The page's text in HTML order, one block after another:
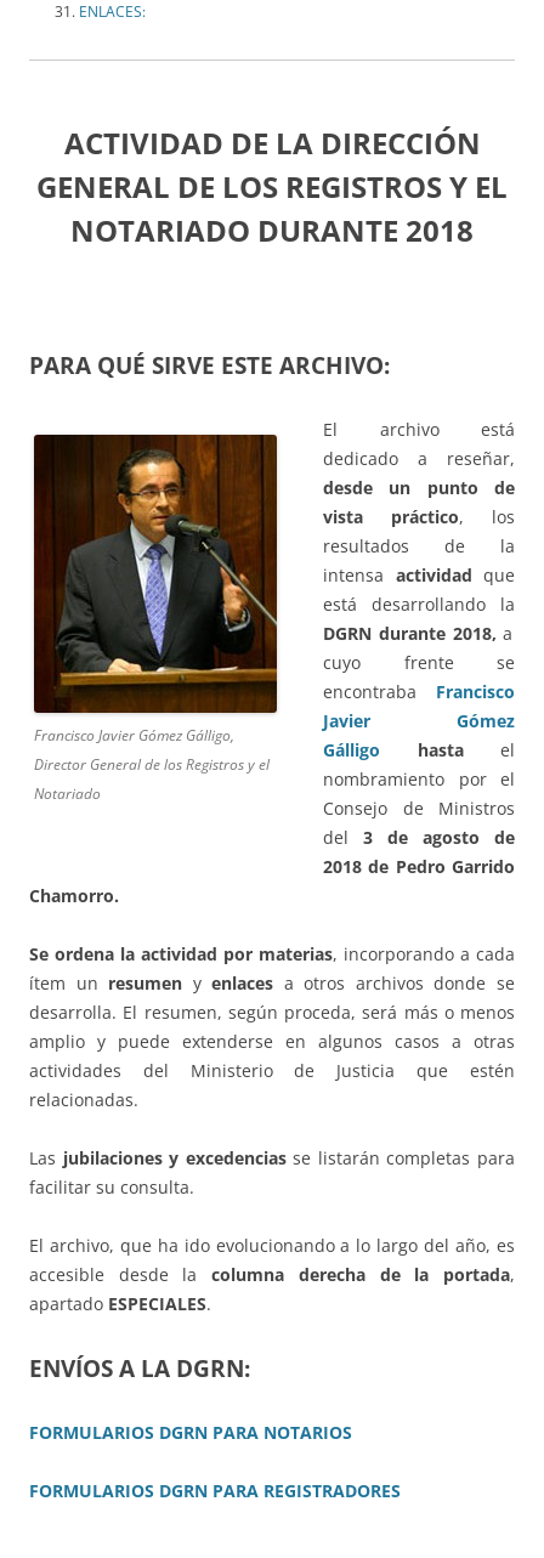
ENLACES:
ACTIVIDAD DE LA DIRECCIÓN
GENERAL DE LOS REGISTROS Y EL
NOTARIADO DURANTE 2018
PARA QUÉ SIRVE ESTE ARCHIVO:
Francisco Javier Gómez Gálligo,
Director General de los Registros y el
Notariado
El archivo está
dedicado a reseñar,
desde un punto de
vista práctico, los
resultados de la
intensa actividad que
está desarrollando la
DGRN durante 2018,a
cuyo frente se
encontraba Francisco
Javier Gómez
Gálligo hasta el
nombramiento por el
Consejo de Ministros
del 3 de agosto de
2018 de Pedro Garrido
Chamorro.
Se ordena la actividad por materias, incorporando a cada
ítem un resumen yenlaces a otros archivos donde se
desarrolla. El resumen, según proceda, será más o menos
amplio y puede extenderse en algunos casos a otras
actividades del Ministerio de Justicia que estén
relacionadas.
Las jubilaciones y excedenciasse listarán completas para
facilitar su consulta.
El archivo, que ha ido evolucionando a lo largo del año, es
accesible desde lacolumna derecha de la portada,
apartado ESPECIALES.
ENVÍOS A LA DGRN:
FORMULARIOS DGRN PARA NOTARIOS
FORMULARIOS DGRN PARA REGISTRADORES